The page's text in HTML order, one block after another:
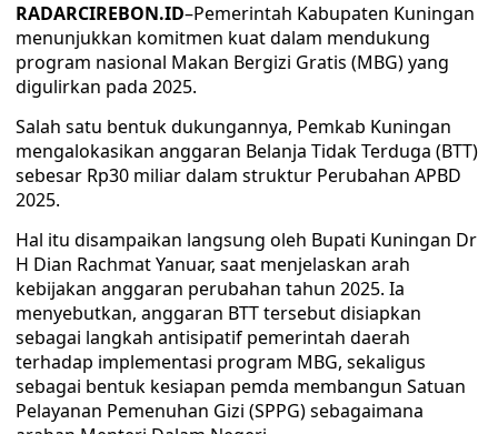
RADARCIREBON.ID–Pemerintah Kabupaten Kuningan
menunjukkan komitmen kuat dalam mendukung
program nasional Makan Bergizi Gratis (MBG) yang
digulirkan pada 2025.
Salah satu bentuk dukungannya, Pemkab Kuningan
mengalokasikan anggaran Belanja Tidak Terduga (BTT)
sebesar Rp30 miliar dalam struktur Perubahan APBD
2025.
Hal itu disampaikan langsung oleh Bupati Kuningan Dr
H Dian Rachmat Yanuar, saat menjelaskan arah
kebijakan anggaran perubahan tahun 2025. Ia
menyebutkan, anggaran BTT tersebut disiapkan
sebagai langkah antisipatif pemerintah daerah
terhadap implementasi program MBG, sekaligus
sebagai bentuk kesiapan pemda membangun Satuan
Pelayanan Pemenuhan Gizi (SPPG) sebagaimana